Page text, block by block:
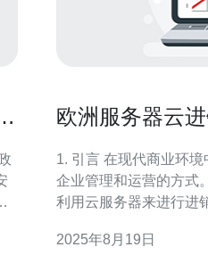
欧洲服务器云
1. 引言 在现代商业环境中，云计算技术的快速发展改变了
企业管理和运营的方式
利用云服务器来进行进
务器的选择 选择合适的服务器是云进销存管理的第一步。
2025年8月19日